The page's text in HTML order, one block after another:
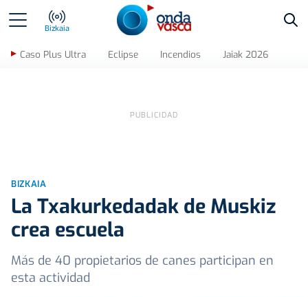
Bizkaia
Caso Plus Ultra Eclipse Incendios Jaiak 2026
BIZKAIA
La Txakurkedadak de Muskiz
crea escuela
Más de 40 propietarios de canes participan en
esta actividad